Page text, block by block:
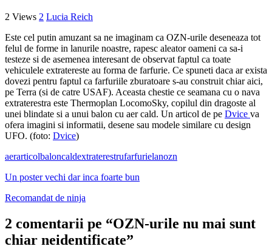
2 Views 2 Lucia Reich
Este cel putin amuzant sa ne imaginam ca OZN-urile deseneaza tot
felul de forme in lanurile noastre, rapesc aleator oameni ca sa-i
testeze si de asemenea interesant de observat faptul ca toate
vehiculele extratereste au forma de farfurie. Ce spuneti daca ar exista
dovezi pentru faptul ca farfuriile zburatoare s-au construit chiar aici,
pe Terra (si de catre USAF). Aceasta chestie ce seamana cu o nava
extraterestra este Thermoplan LocomoSky, copilul din dragoste al
unei blindate si a unui balon cu aer cald. Un articol de pe Dvice va
ofera imagini si informatii, desene sau modele similare cu design
UFO. (foto: Dvice)
aerarticolbaloncaldextraterestrufarfurielanozn
Un poster vechi dar inca foarte bun
Recomandat de ninja
2 comentarii pe “OZN-urile nu mai sunt
chiar neidentificate”